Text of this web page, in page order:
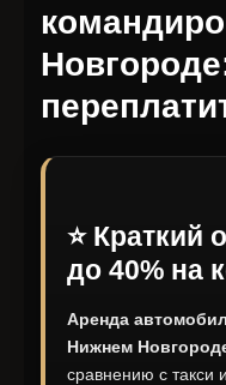
⭐ Краткий
до 40% на
Аренда
Нижнем
сравнению с такси